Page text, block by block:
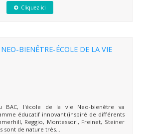
Cliquez ici
NEO-BIENÊTRE-ÉCOLE DE LA VIE
BAC, l'école de la vie Neo-bienêtre va
éducatif innovant (inspiré de différents
Reggio, Montessori, Freinet, Steiner
sont de nature très...